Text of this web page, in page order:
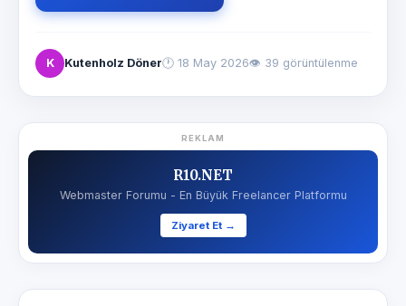
K Kutenholz Döner🕐 18 May 2026👁 39 görüntülenme
REKLAM
R10.NET
Webmaster Forumu - En Büyük Freelancer Platformu
Ziyaret Et →